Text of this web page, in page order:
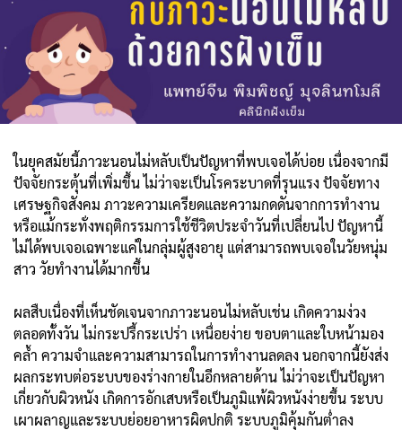
ในยุคสมัยนี้ภาวะนอนไม่หลับเป็นปัญหาที่พบเจอได้บ่อย เนื่องจากมี
ปัจจัยกระตุ้นที่เพิ่มขึ้น ไม่ว่าจะเป็นโรคระบาดที่รุนแรง ปัจจัยทาง
เศรษฐกิจสังคม ภาวะความเครียดและความกดดันจากการทำงาน
หรือแม้กระทั่งพฤติกรรมการใช้ชีวิตประจำวันที่เปลี่ยนไป ปัญหานี้
ไม่ได้พบเจอเฉพาะแค่ในกลุ่มผู้สูงอายุ แต่สามารถพบเจอในวัยหนุ่ม
สาว วัยทำงานได้มากขึ้น
ผลสืบเนื่องที่เห็นชัดเจนจากภาวะนอนไม่หลับเช่น เกิดความง่วง
ตลอดทั้งวัน ไม่กระปรี้กระเปร่า เหนื่อยง่าย ขอบตาและใบหน้ามอง
คล้ำ ความจำและความสามารถในการทำงานลดลง นอกจากนี้ยังส่ง
ผลกระทบต่อระบบของร่างกายในอีกหลายด้าน ไม่ว่าจะเป็นปัญหา
เกี่ยวกับผิวหนัง เกิดการอักเสบหรือเป็นภูมิแพ้ผิวหนังง่ายขึ้น ระบบ
เผาผลาญและระบบย่อยอาหารผิดปกติ ระบบภูมิคุ้มกันต่ำลง